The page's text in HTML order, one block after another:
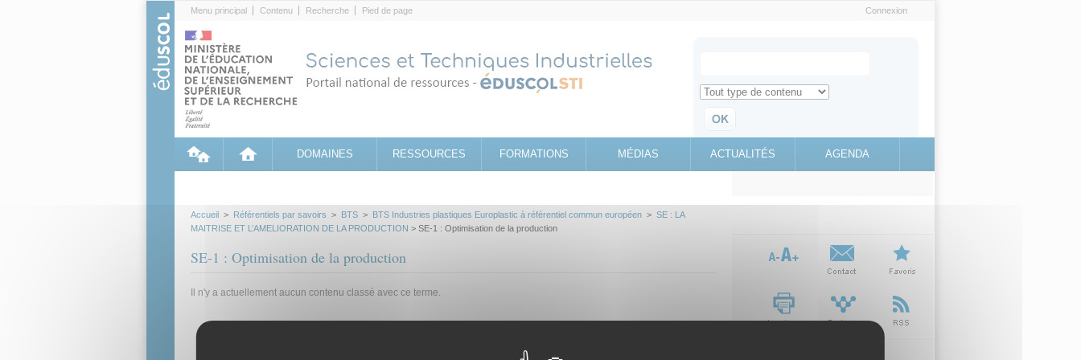
Menu principal Contenu Recherche Pied de page Connexion
Search for
Retrouvez toute l'information sur le site education.gouv.fr
DOMAINES RESSOURCES FORMATIONS MÉDIAS ACTUALITÉS AGENDA
Accueil > Référentiels par savoirs > BTS > BTS Industries plastiques Europlastic à référentiel commun européen > SE : LA
MAITRISE ET L’AMELIORATION DE LA PRODUCTION > SE-1 : Optimisation de la production
SE-1 : Optimisation de la production
Il n'y a actuellement aucun contenu classé avec ce terme.